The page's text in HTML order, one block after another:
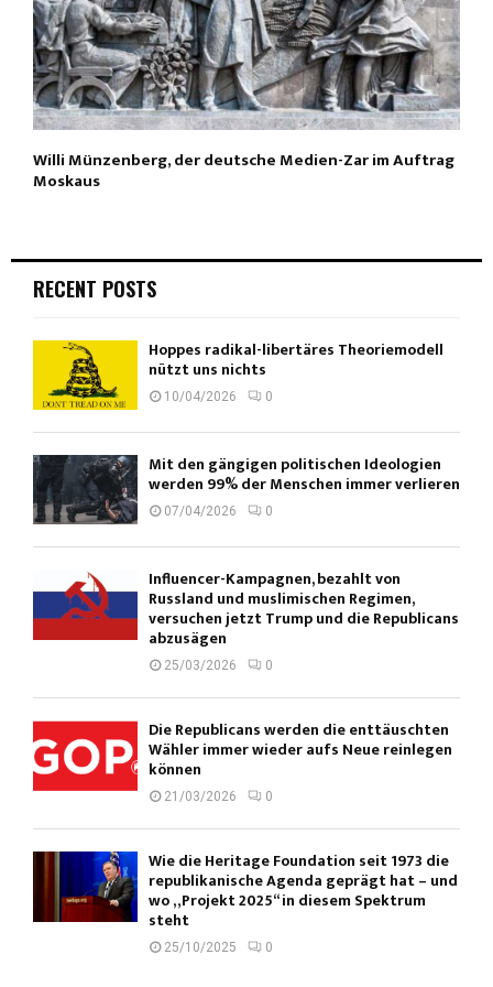
Willi Münzenberg, der deutsche Medien-Zar im Auftrag
Moskaus
RECENT POSTS
Hoppes radikal-libertäres Theoriemodell
nützt uns nichts
10/04/2026 0
Mit den gängigen politischen Ideologien
werden 99% der Menschen immer verlieren
07/04/2026 0
Influencer-Kampagnen, bezahlt von
Russland und muslimischen Regimen,
versuchen jetzt Trump und die Republicans
abzusägen
25/03/2026 0
Die Republicans werden die enttäuschten
Wähler immer wieder aufs Neue reinlegen
können
21/03/2026 0
Wie die Heritage Foundation seit 1973 die
republikanische Agenda geprägt hat – und
wo „Projekt 2025“ in diesem Spektrum
steht
25/10/2025 0